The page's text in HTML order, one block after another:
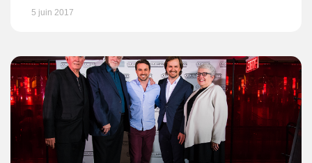
5 juin 2017